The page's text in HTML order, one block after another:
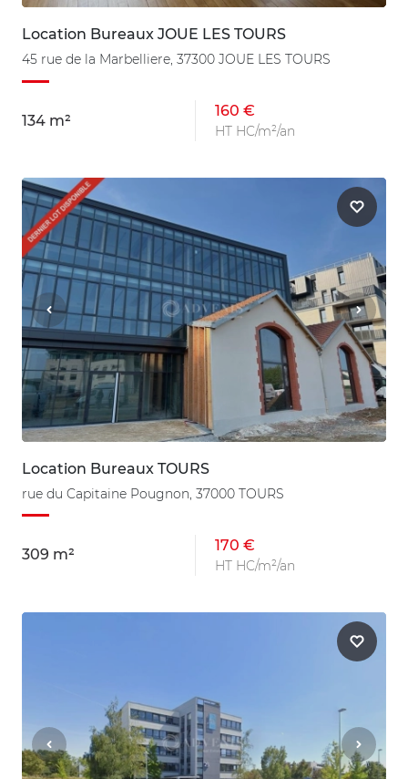
Location Bureaux JOUE LES TOURS
45 rue de la Marbelliere, 37300 JOUE LES TOURS
134 m²
160 €
HT HC/m²/an
Location Bureaux TOURS
rue du Capitaine Pougnon, 37000 TOURS
309 m²
170 €
HT HC/m²/an